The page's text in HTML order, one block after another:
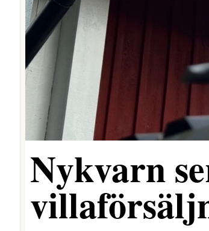
Nykvarn